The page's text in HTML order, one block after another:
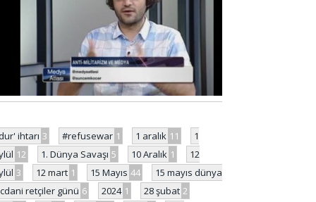
ihtarı 3 #refusewar 1 1 aralık 11
1
12 1. Dünya Savaşı 5 10 Aralık 1
12
3 12 mart 1 15 Mayıs 44
15 mayıs dünya
retçiler günü 6 2024 1 28 şubat 2